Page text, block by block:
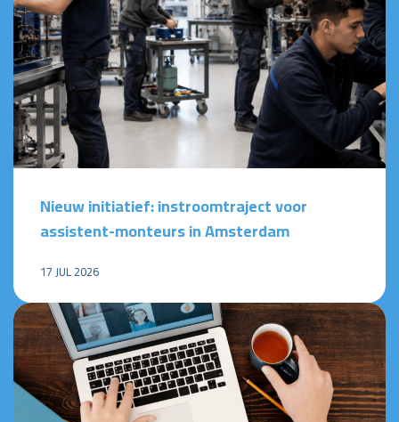
Nieuw initiatief: instroomtraject voor
assistent-monteurs in Amsterdam
17 JUL 2026